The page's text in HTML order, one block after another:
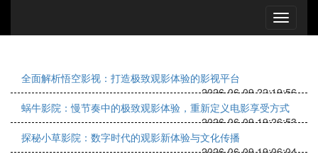
全面解析悟空影视：打造极致观影体验的影视平台
2026-06-09 22:19:56
蜗牛影院：慢节奏中的极致观影体验，重新定义电影享受方式
2026-06-09 19:26:53
探秘小草影院：数字时代的观影新体验与文化传播
2026-06-09 19:06:04